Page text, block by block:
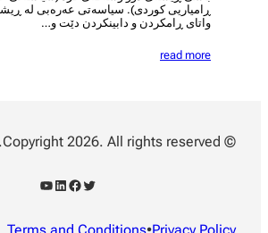
ڕامیاریی کوردی). سیاسەتی عەرەبی لە
واتای ڕامکردن و دابینکردن دێت و…
read more
© Copyright 2026. All rights reserved.
Twitter
Facebook
LinkedIn
YouTube